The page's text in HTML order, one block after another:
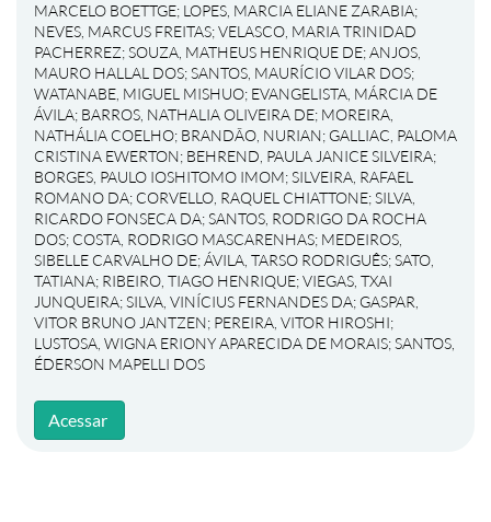
MARCELO BOETTGE; LOPES, MARCIA ELIANE ZARABIA;
NEVES, MARCUS FREITAS;VELASCO, MARIA TRINIDAD
PACHERREZ;SOUZA, MATHEUS HENRIQUE DE;ANJOS,
MAURO HALLAL DOS;SANTOS, MAURÍCIO VILAR DOS;
WATANABE, MIGUEL MISHUO; EVANGELISTA, MÁRCIA DE
ÁVILA; BARROS, NATHALIA OLIVEIRA DE; MOREIRA,
NATHÁLIA COELHO; BRANDÃO, NURIAN; GALLIAC, PALOMA
CRISTINA EWERTON; BEHREND, PAULA JANICE SILVEIRA;
BORGES, PAULO IOSHITOMO IMOM;SILVEIRA, RAFAEL
ROMANO DA; CORVELLO, RAQUEL CHIATTONE;SILVA,
RICARDO FONSECA DA;SANTOS, RODRIGO DA ROCHA
DOS; COSTA, RODRIGO MASCARENHAS; MEDEIROS,
SIBELLE CARVALHO DE;ÁVILA, TARSO RODRIGUÊS;SATO,
TATIANA; RIBEIRO, TIAGO HENRIQUE;VIEGAS, TXAI
JUNQUEIRA;SILVA, VINÍCIUS FERNANDES DA; GASPAR,
VITOR BRUNO JANTZEN; PEREIRA, VITOR HIROSHI;
LUSTOSA, WIGNA ERIONY APARECIDA DE MORAIS;SANTOS,
ÉDERSON MAPELLI DOS
Acessar